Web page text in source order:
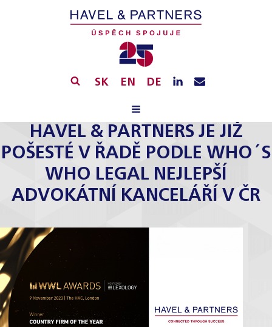
SK EN DE
HAVEL & PARTNERS JE JIŽ
POŠESTÉ V ŘADĚ PODLE WHO´S
WHO LEGAL NEJLEPŠÍ
ADVOKÁTNÍ KANCELÁŘÍ V ČR